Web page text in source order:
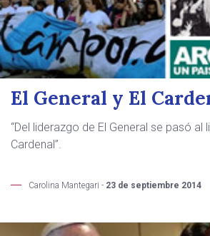
El General y El
“Del liderazgo de El General se pasó al
Cardenal”.
Carolina Mantegari - 23 de septiembre 2014